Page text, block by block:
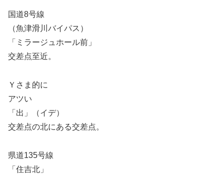
国道8号線
（魚津滑川バイパス）
「ミラージュホール前」
交差点至近。
Ｙさま的に
アツい
「出」（イデ）
交差点の北にある交差点。
県道135号線
「住吉北」